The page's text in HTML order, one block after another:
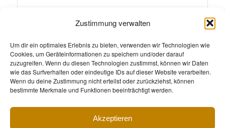
Zustimmung verwalten
Um dir ein optimales Erlebnis zu bieten, verwenden wir Technologien wie
Cookies, um Geräteinformationen zu speichern und/oder darauf
zuzugreifen. Wenn du diesen Technologien zustimmst, können wir Daten
wie das Surfverhalten oder eindeutige IDs auf dieser Website verarbeiten.
Wenn du deine Zustimmung nicht erteilst oder zurückziehst, können
bestimmte Merkmale und Funktionen beeinträchtigt werden.
Akzeptieren